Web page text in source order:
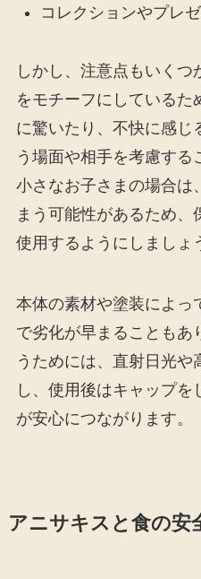
コレクションやプレ
しかし、注意点もいくつ
をモチーフにしているた
に驚いたり、不快に感じ
う場面や相手を考慮する
小さなお子さまの場合は
まう可能性があるため
使用するようにしましょ
本体の素材や塗装によっ
で劣化が早まることもあ
うためには、直射日光や
し、使用後はキャップを
が安心につながります。
アニサキスと食の安